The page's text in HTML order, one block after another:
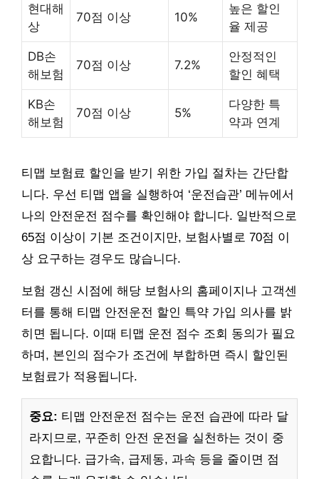
현대해
상
70점 이상 10%
높은 할인
율 제공
DB손
해보험
70점 이상 7.2%
안정적인
할인 혜택
KB손
해보험
70점 이상 5%
다양한 특
약과 연계
티맵 보험료 할인을 받기 위한 가입 절차는 간단합
니다. 우선 티맵 앱을 실행하여 ‘운전습관’ 메뉴에서
나의 안전운전 점수를 확인해야 합니다. 일반적으로
65점 이상이 기본 조건이지만, 보험사별로 70점 이
상 요구하는 경우도 많습니다.
보험 갱신 시점에 해당 보험사의 홈페이지나 고객센
터를 통해 티맵 안전운전 할인 특약 가입 의사를 밝
히면 됩니다. 이때 티맵 운전 점수 조회 동의가 필요
하며, 본인의 점수가 조건에 부합하면 즉시 할인된
보험료가 적용됩니다.
중요: 티맵 안전운전 점수는 운전 습관에 따라 달
라지므로, 꾸준히 안전 운전을 실천하는 것이 중
요합니다. 급가속, 급제동, 과속 등을 줄이면 점